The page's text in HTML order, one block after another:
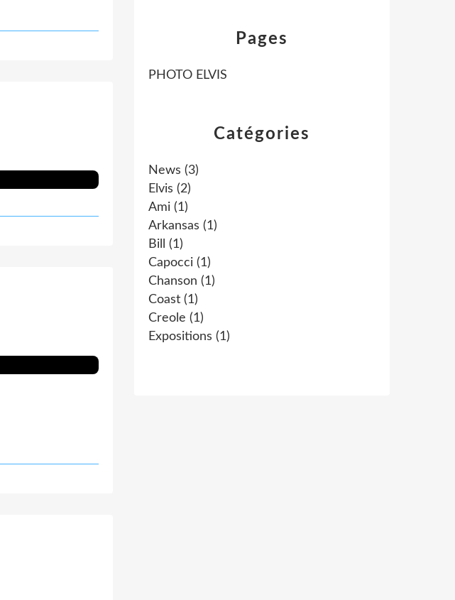
Catégories
News (3)
Elvis (2)
Ami (1)
Arkansas (1)
Bill
(1)
Capocci (1)
Chanson (1)
Coast (1)
Creole (1)
Expositions (1)
Pages
PHOTO ELVIS